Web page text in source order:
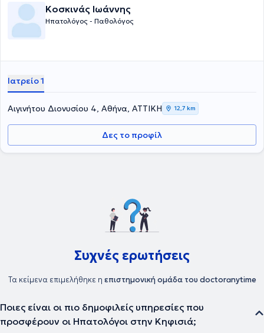
Κοσκινάς Ιωάννης
Ηπατολόγος - Παθολόγος
Ιατρείο 1
Αιγινήτου Διονυσίου 4, Αθήνα, ΑΤΤΙΚΗ 12,7 km
Δες το προφίλ
Συχνές ερωτήσεις
Τα κείμενα επιμελήθηκε η επιστημονική ομάδα του doctoranytime
Ποιες είναι οι πιο δημοφιλείς υπηρεσίες που
προσφέρουν οι Ηπατολόγοι στην Κηφισιά;